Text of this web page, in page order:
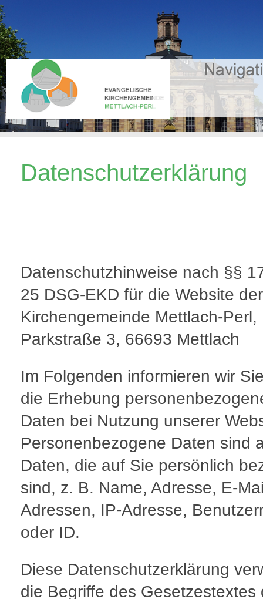
Datenschutzerklärung
Datenschutzhinweise nach §§
25 DSG-EKD für die Website
Kirchengemeinde Mettlach-Perl,
Parkstraße 3, 66693 Mettlach
Im Folgenden informieren wir
die Erhebung
Daten bei Nutzung unserer
Personenbezogene Daten sind
Daten, die auf Sie persönlich
sind, z. B. Name, Adresse, E-
Adressen, IP-Adresse,
oder ID.
Diese Datenschutzerklärung
die Begriffe des Gesetzestextes